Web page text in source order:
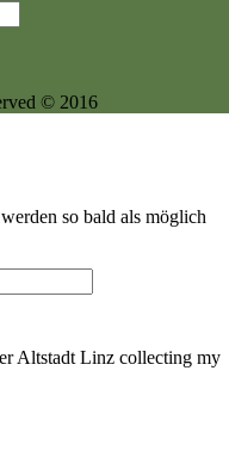
© 2016
so bald als möglich
Altstadt Linz collecting my